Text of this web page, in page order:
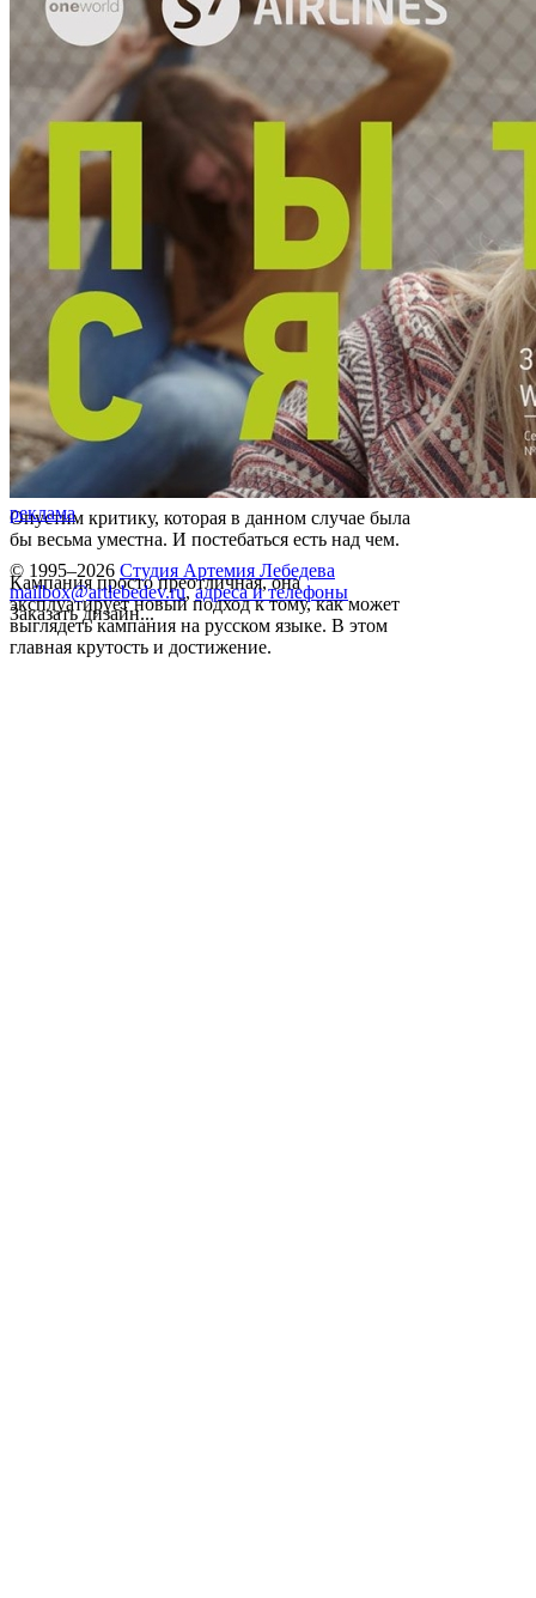
Опустим критику, которая в данном случае была
бы весьма уместна. И постебаться есть над чем.
Кампания просто преотличная, она
эксплуатирует новый подход к тому, как может
выглядеть кампания на русском языке. В этом
главная крутость и достижение.
реклама
© 1995–2026 Студия Артемия Лебедева
mailbox@artlebedev.ru, адреса и телефоны
Заказать дизайн...